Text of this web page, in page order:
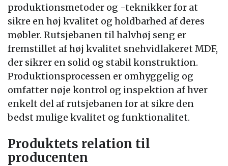
produktionsmetoder og -teknikker for at
sikre en høj kvalitet og holdbarhed af deres
møbler. Rutsjebanen til halvhøj seng er
fremstillet af høj kvalitet snehvidlakeret MDF,
der sikrer en solid og stabil konstruktion.
Produktionsprocessen er omhyggelig og
omfatter nøje kontrol og inspektion af hver
enkelt del af rutsjebanen for at sikre den
bedst mulige kvalitet og funktionalitet.
Produktets relation til
producenten